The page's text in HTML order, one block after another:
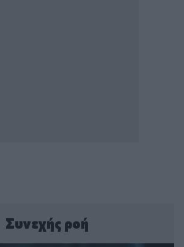
Συνεχής ροή